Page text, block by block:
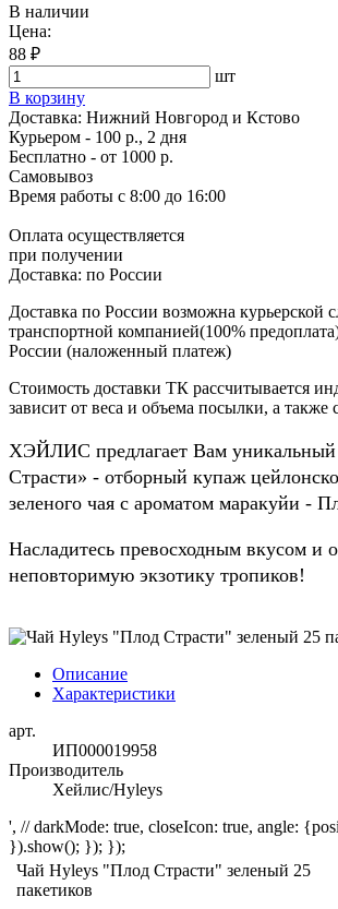
В наличии
Цена:
88 ₽
шт
В корзину
Доставка: Нижний Новгород и Кстово
Курьером - 100 р., 2 дня
Бесплатно - от 1000 р.
Самовывоз
Время работы с 8:00 до 16:00
Оплата осуществляется
при получении
Доставка: по России
Доставка по России возможна
транспортной компанией(100%
России (наложенный платеж)
Стоимость доставки ТК рассчитывается
зависит от веса и объема посылки, а также
ХЭЙЛИС предлагает Вам уникальный
Страсти» - отборный купаж
зеленого чая с ароматом маракуйи -
Насладитесь превосходным вкусом и
неповторимую экзотику тропиков!
Описание
Характеристики
арт.
ИП000019958
Производитель
Хейлис/Hyleys
', // darkMode: true, closeIcon: true, angle:
}).show(); }); });
Чай Hyleys "Плод Страсти" зеленый 25
пакетиков